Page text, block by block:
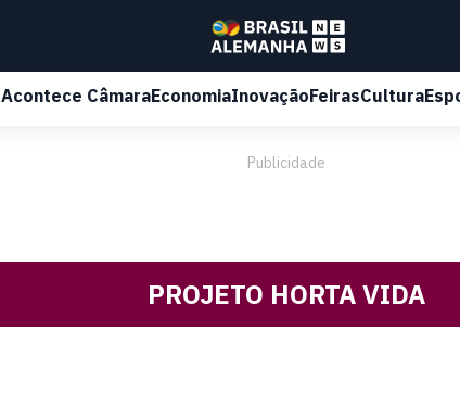
Acontece CâmaraEconomiaInovaçãoFeirasCultura
Publicidade
PROJETO HORTA VIDA